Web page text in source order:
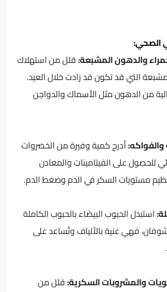
الصحي:
والدهون المشبعة:قلل من استهلاك
التي قد تكون قد زادت خلال العيد.
من الدهون مثل الأسماك والدواجن
والفواكه:أدرج كمية وفيرة من الخضروات
للحصول على الفيتامينات والمعادن
مستويات السكر في الدم وضغط الدم.
استبدل الحبوب البيضاء بالحبوب الكاملة
فهي غنية بالألياف وتُساعد على
والمشروبات السكرية:قلل من